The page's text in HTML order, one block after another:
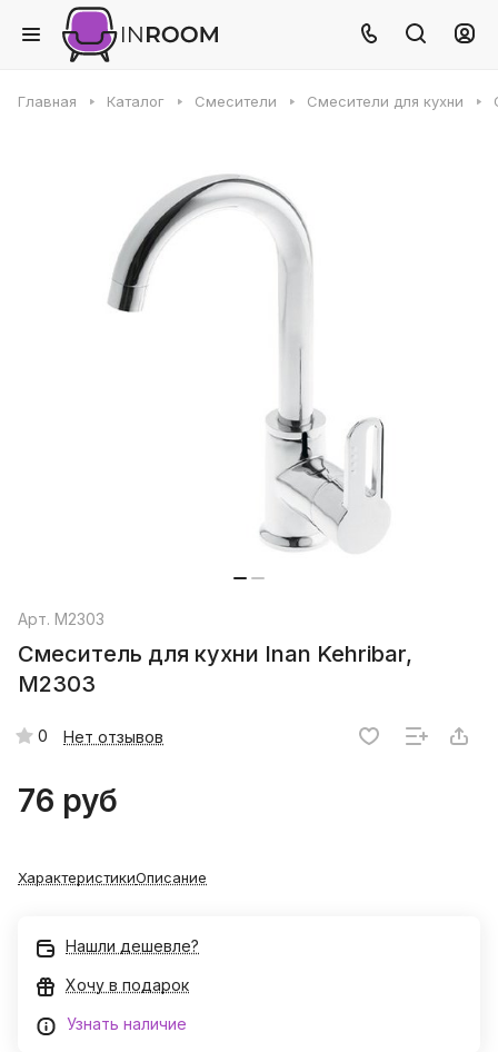
Главная Каталог Смесители Смесители для кухни
Арт. M2303
Cмеситель для кухни Inan Kehribar,
M2303
0 Нет отзывов
76 руб
ХарактеристикиОписание
Нашли дешевле?
Хочу в подарок
Узнать наличие